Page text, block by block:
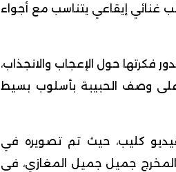
غنائي إيقاعي يتناسب مع أجواء
فكرتها حول الإعجاب والانجذاب،
وصف الحبيبة بأسلوب بسيط
كليب، حيث تم تصويره في
جميل جميل المغازي، في